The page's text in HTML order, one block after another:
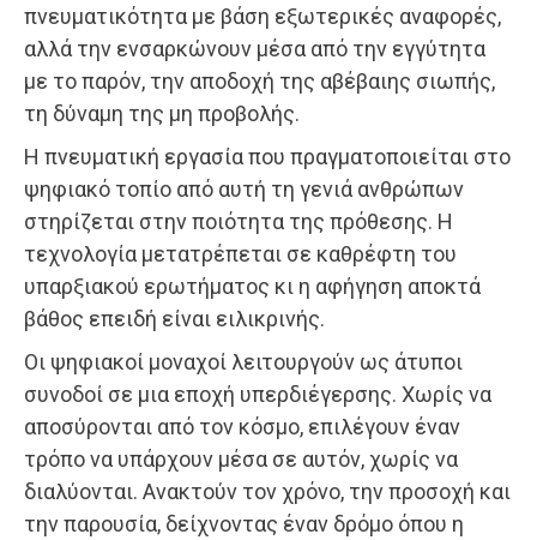
πνευματικότητα με βάση εξωτερικές αναφορές,
αλλά την ενσαρκώνουν μέσα από την εγγύτητα
με το παρόν, την αποδοχή της αβέβαιης σιωπής,
τη δύναμη της μη προβολής.
Η πνευματική εργασία που πραγματοποιείται στο
ψηφιακό τοπίο από αυτή τη γενιά ανθρώπων
στηρίζεται στην ποιότητα της πρόθεσης. Η
τεχνολογία μετατρέπεται σε καθρέφτη του
υπαρξιακού ερωτήματος κι η αφήγηση αποκτά
βάθος επειδή είναι ειλικρινής.
Οι ψηφιακοί μοναχοί λειτουργούν ως άτυποι
συνοδοί σε μια εποχή υπερδιέγερσης. Χωρίς να
αποσύρονται από τον κόσμο, επιλέγουν έναν
τρόπο να υπάρχουν μέσα σε αυτόν, χωρίς να
διαλύονται. Ανακτούν τον χρόνο, την προσοχή και
την παρουσία, δείχνοντας έναν δρόμο όπου η